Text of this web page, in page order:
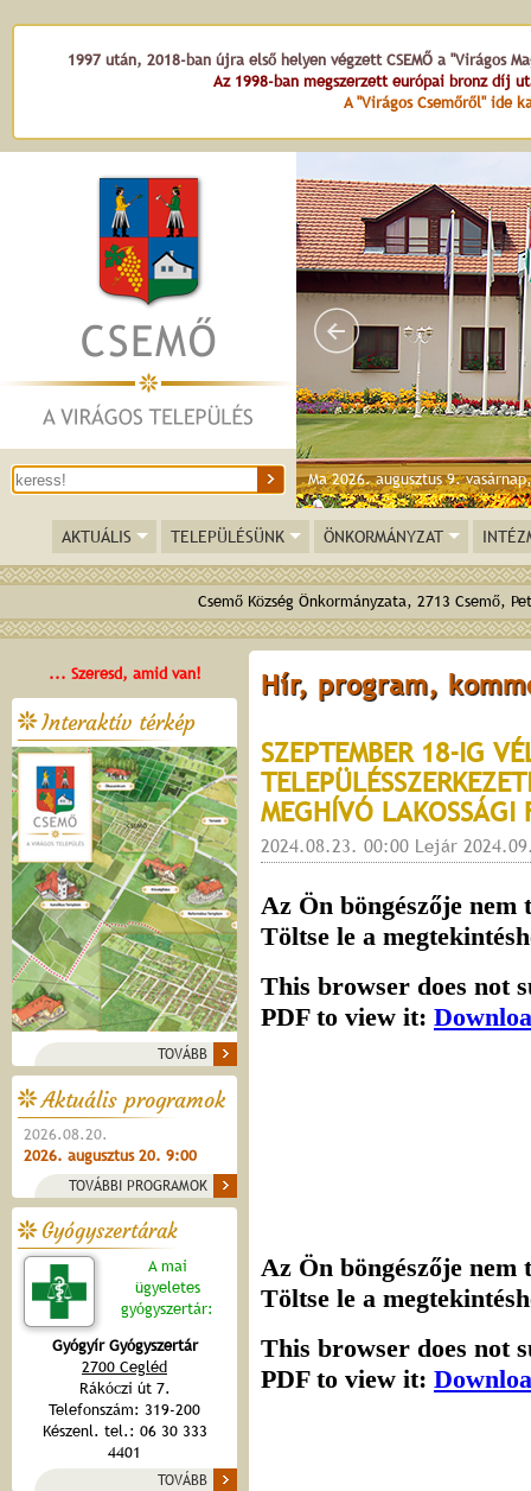
1997 után, 2018-ban újra első helyen végzett CSEMŐ a "Virágos
Az 1998-ban megszerzett európai bronz díj
A "Virágos Csemőről" ide
Ma 2026. augusztus 9.
AKTUÁLIS TELEPÜLÉSÜNK ÖNKORMÁNYZAT
Csemő Község Önkormányzata, 2713
... Szeresd, amid van!
Interaktív térkép
TOVÁBB
Aktuális programok
2026.08.20.
2026. augusztus 20. 9:00
TOVÁBBI PROGRAMOK
Gyógyszertárak
A mai
ügyeletes
gyógyszertár:
Gyógyír Gyógyszertár
2700 Cegléd
Rákóczi út 7.
Telefonszám: 319-200
Készenl. tel.: 06 30 333
4401
TOVÁBB
Hír, program,
SZEPTEMBER 18-IG
MEGHÍVÓ LAKOSSÁGI
2024.08.23. 00:00 Lejár